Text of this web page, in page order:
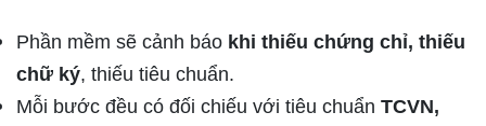
Phần mềm sẽ cảnh báo khi thiếu chứng chỉ, thiếu
chữ ký, thiếu tiêu chuẩn.
Mỗi bước đều có đối chiếu với tiêu chuẩn TCVN,